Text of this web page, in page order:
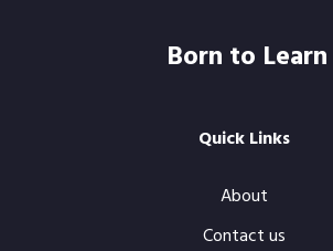
Born to Learn
Quick Links
About
Contact us